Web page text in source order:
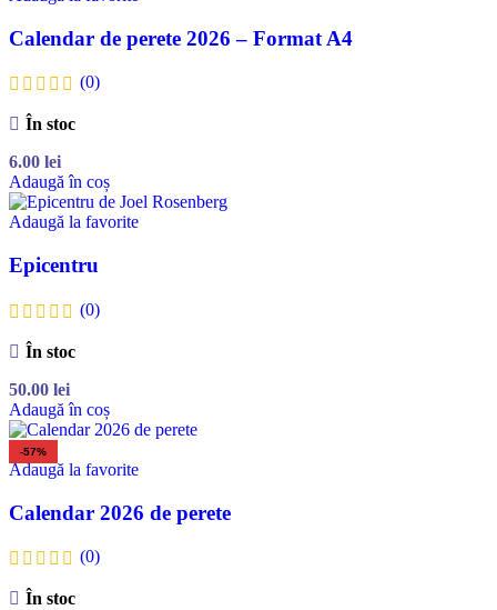
Calendar de perete 2026 – Format A4
(0)
În stoc
6.00 lei
Adaugă în coș
Adaugă la favorite
Epicentru
(0)
În stoc
50.00 lei
Adaugă în coș
-57%
Adaugă la favorite
Calendar 2026 de perete
(0)
În stoc